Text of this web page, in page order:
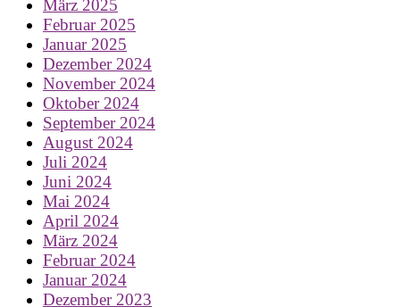
März 2025
Februar 2025
Januar 2025
Dezember 2024
November 2024
Oktober 2024
September 2024
August 2024
Juli 2024
Juni 2024
Mai 2024
April 2024
März 2024
Februar 2024
Januar 2024
Dezember 2023